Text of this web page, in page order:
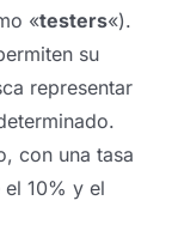
«testers«).
su
representar
con una tasa
10% y el